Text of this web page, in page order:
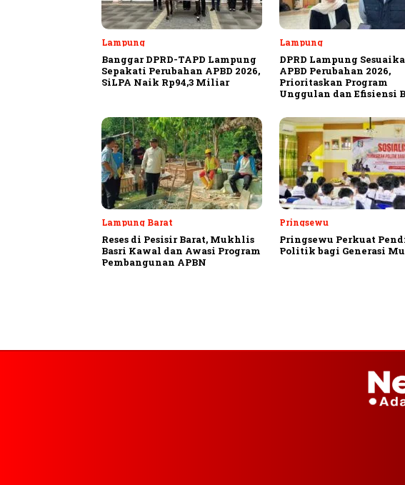
Lampung
Banggar DPRD-TAPD Lampung
Sepakati Perubahan APBD 2026,
SiLPA Naik Rp94,3 Miliar
Lampung
DPRD Lampung
APBD Perubahan 2026,
Prioritaskan Program
Unggulan dan Efisiensi
Lampung Barat
Reses di Pesisir Barat, Mukhlis
Basri Kawal dan Awasi Program
Pembangunan APBN
Pringsewu
Pringsewu Perkuat
Politik bagi Generasi